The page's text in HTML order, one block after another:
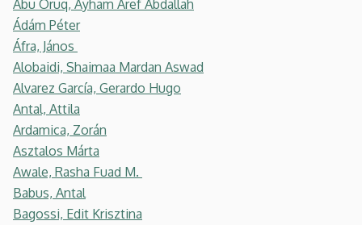
Abu Oruq, Ayham Aref Abdallah
Ádám Péter
Áfra, János
Alobaidi, Shaimaa Mardan Aswad
Alvarez García, Gerardo Hugo
Antal, Attila
Ardamica, Zorán
Asztalos Márta
Awale, Rasha Fuad M.
Babus, Antal
Bagossi, Edit Krisztina